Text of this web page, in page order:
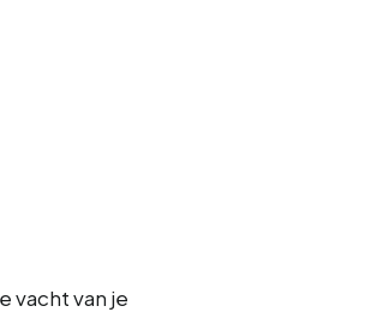
vacht van je